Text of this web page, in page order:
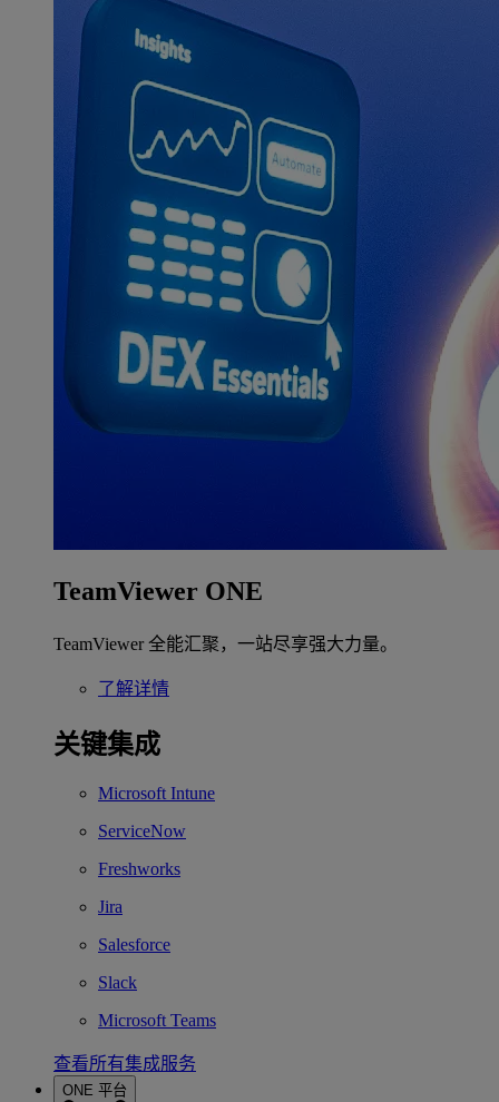
TeamViewer ONE
TeamViewer 全能汇聚，一站尽享强大力量。
了解详情
关键集成
Microsoft Intune
ServiceNow
Freshworks
Jira
Salesforce
Slack
Microsoft Teams
查看所有集成服务
ONE 平台